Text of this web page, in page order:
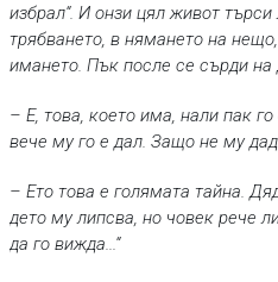
избрал“. И онзи цял живот
трябването, в нямането на
имането. Пък после се сърди
– Е, това, което има, нали пак
вече му го е дал. Защо не му
– Ето това е голямата тайна.
дето му липсва, но човек рече
да го вижда...“